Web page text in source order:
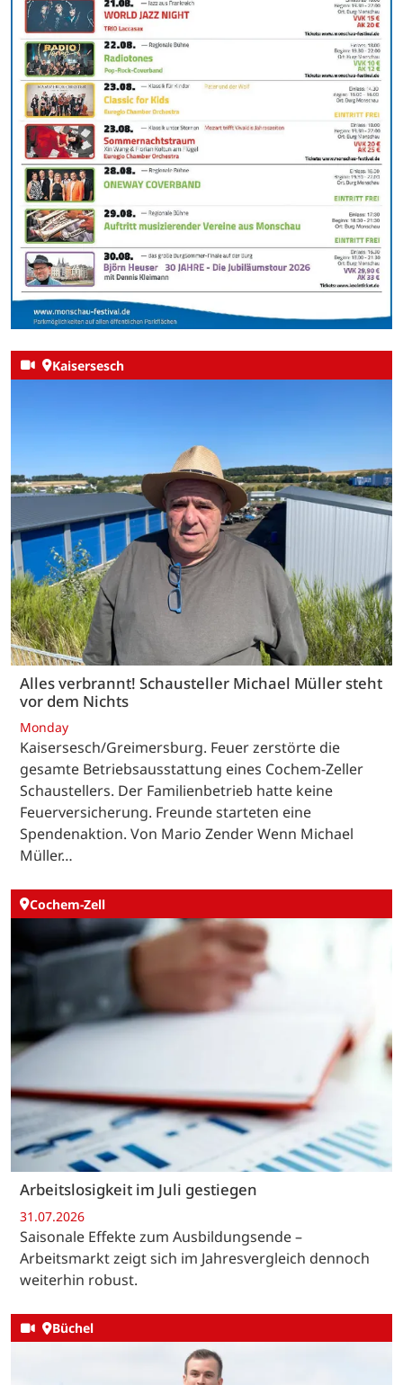
Kaisersesch
Alles verbrannt! Schausteller Michael Müller steht
vor dem Nichts
Monday
Kaisersesch/Greimersburg. Feuer zerstörte die
gesamte Betriebsausstattung eines Cochem-Zeller
Schaustellers. Der Familienbetrieb hatte keine
Feuerversicherung. Freunde starteten eine
Spendenaktion. Von Mario Zender Wenn Michael
Müller…
Cochem-Zell
Arbeitslosigkeit im Juli gestiegen
31.07.2026
Saisonale Effekte zum Ausbildungsende –
Arbeitsmarkt zeigt sich im Jahresvergleich dennoch
weiterhin robust.
Büchel